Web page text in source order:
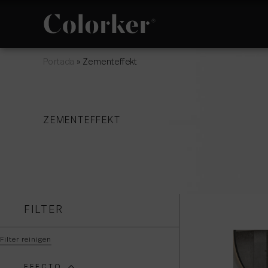
Portada » Zementeffekt
ZEMENTEFFEKT
FILTER
Filter reinigen